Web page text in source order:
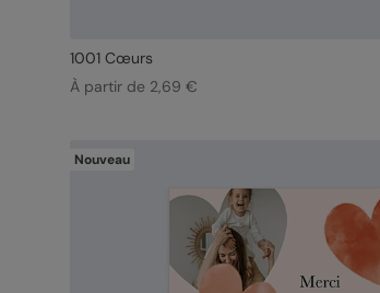
1001 Cœurs
À partir de 2,69 €
Nouveau